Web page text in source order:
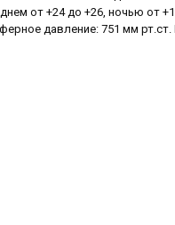
от +24 до +26, ночью от
давление: 751 мм рт.ст.